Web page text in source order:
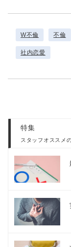
W不倫 不倫
社内恋愛
特集
スタッフオススメ